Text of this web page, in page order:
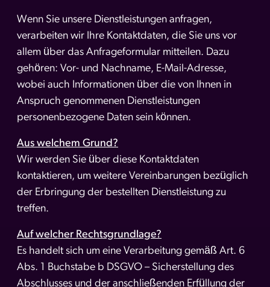
Wenn Sie unsere Dienstleistungen anfragen,
verarbeiten wir Ihre Kontaktdaten, die Sie uns vor
allem über das Anfrageformular mitteilen. Dazu
gehören: Vor- und Nachname, E-Mail-Adresse,
wobei auch Informationen über die von Ihnen in
Anspruch genommenen Dienstleistungen
personenbezogene Daten sein können.
Aus welchem Grund?
Wir werden Sie über diese Kontaktdaten
kontaktieren, um weitere Vereinbarungen bezüglich
der Erbringung der bestellten Dienstleistung zu
treffen.
Auf welcher Rechtsgrundlage?
Es handelt sich um eine Verarbeitung gemäß Art. 6
Abs. 1 Buchstabe b DSGVO – Sicherstellung des
Abschlusses und der anschließenden Erfüllung der